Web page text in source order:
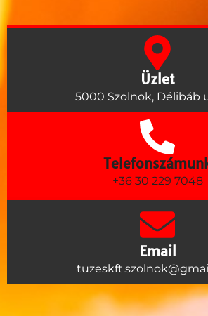
Üzlet
5000 Szolnok, Délibáb
+36 30 229 7048
Email